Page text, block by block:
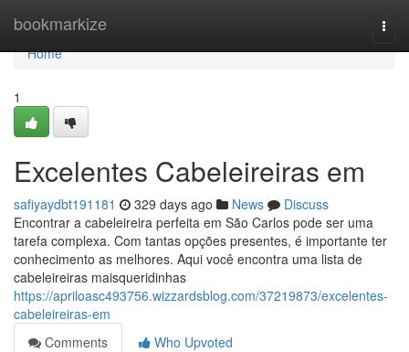
bookmarkize
Home
Home
1
Excelentes Cabeleireiras em
safiyaydbt191181 329 days ago News
Discuss
Encontrar a cabeleireira perfeita em São Carlos pode ser uma
tarefa complexa. Com tantas opções presentes, é importante ter
conhecimento as melhores. Aqui você encontra uma lista de
cabeleireiras maisqueridinhas
https://apriloasc493756.wizzardsblog.com/37219873/excelentes-
cabeleireiras-em
Comments
Who Upvoted